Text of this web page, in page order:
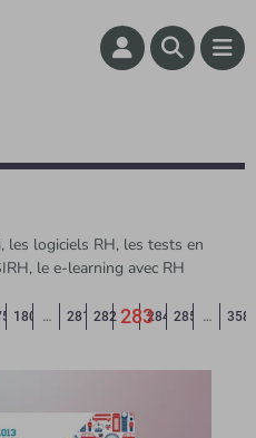
les logiciels RH, les tests en
le e-learning avec RH
180 … 281 282 283284 285 … 358